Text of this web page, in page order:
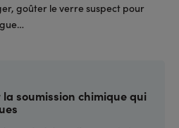
goûter le verre suspect pour
soumission chimique qui